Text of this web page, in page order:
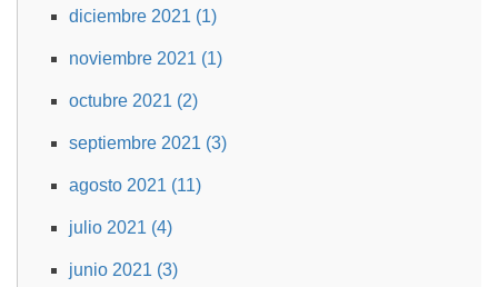
diciembre 2021 (1)
noviembre 2021 (1)
octubre 2021 (2)
septiembre 2021 (3)
agosto 2021 (11)
julio 2021 (4)
junio 2021 (3)